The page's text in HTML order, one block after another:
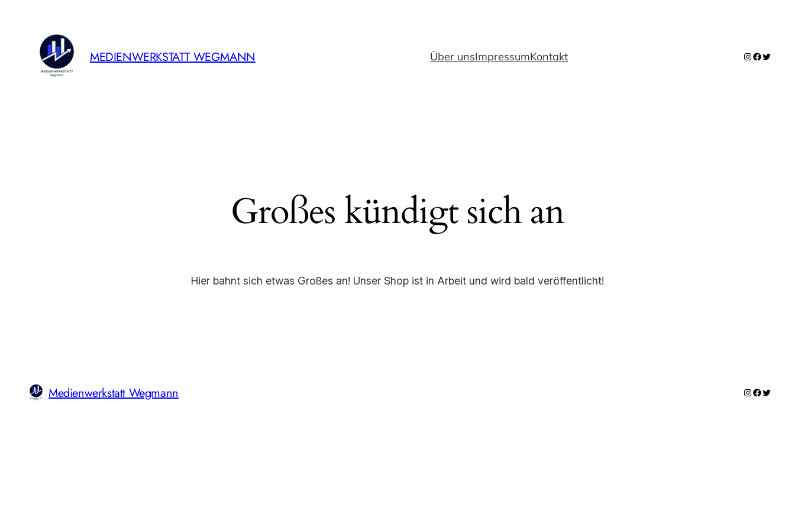
MEDIENWERKSTATT WEGMANN Über unsImpressumKontakt Instagram
Facebook
Twitter
Großes kündigt sich an
Hier bahnt sich etwas Großes an! Unser Shop ist in Arbeit und wird bald veröffentlicht!
Medienwerkstatt Wegmann Instagram
Facebook
Twitter